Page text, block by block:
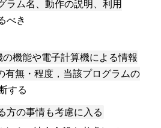
ラム名、動作の説明、利用
べき
の機能や電子計算機による情報
有無・程度，当該プログラムの
する
方の事情も考慮に入る